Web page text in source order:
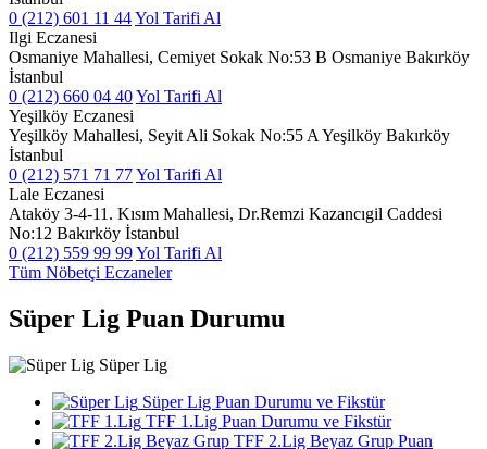
0 (212) 601 11 44Yol Tarifi Al
Ilgi Eczanesi
Osmaniye Mahallesi, Cemiyet Sokak No:53 B Osmaniye Bakırköy
İstanbul
0 (212) 660 04 40Yol Tarifi Al
Yeşilköy Eczanesi
Yeşilköy Mahallesi, Seyit Ali Sokak No:55 A Yeşilköy Bakırköy
İstanbul
0 (212) 571 71 77Yol Tarifi Al
Lale Eczanesi
Ataköy 3-4-11. Kısım Mahallesi, Dr.Remzi Kazancıgil Caddesi
No:12 Bakırköy İstanbul
0 (212) 559 99 99Yol Tarifi Al
Tüm Nöbetçi Eczaneler
Süper Lig Puan Durumu
Süper Lig
Süper Lig Puan Durumu ve Fikstür
TFF 1.Lig Puan Durumu ve Fikstür
TFF 2.Lig Beyaz Grup Puan